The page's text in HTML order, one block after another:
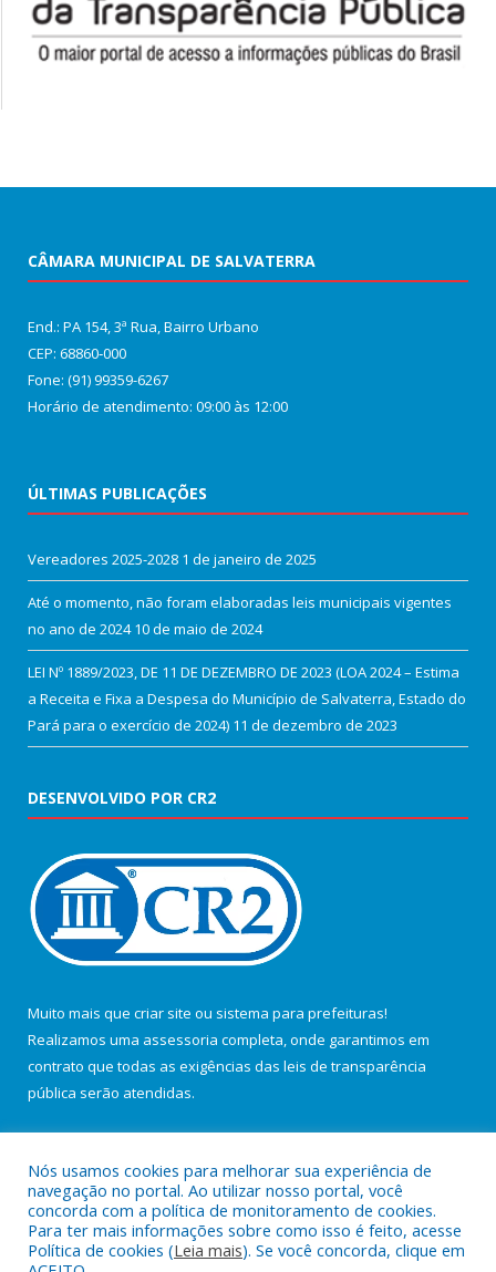
CÂMARA MUNICIPAL DE SALVATERRA
End.: PA 154, 3ª Rua, Bairro Urbano
CEP: 68860‑000
Fone: (91) 99359-6267
Horário de atendimento: 09:00 às 12:00
ÚLTIMAS PUBLICAÇÕES
Vereadores 2025-2028 1 de janeiro de 2025
Até o momento, não foram elaboradas leis municipais vigentes
no ano de 2024 10 de maio de 2024
LEI Nº 1889/2023, DE 11 DE DEZEMBRO DE 2023 (LOA 2024 – Estima
a Receita e Fixa a Despesa do Município de Salvaterra, Estado do
Pará para o exercício de 2024) 11 de dezembro de 2023
DESENVOLVIDO POR CR2
Muito mais que criar site ou sistema para prefeituras!
Realizamos uma assessoria completa, onde garantimos em
contrato que todas as exigências das leis de transparência
pública serão atendidas.
Todos os direitos reservados a Câmara Municipal de Salvaterra.
Nós usamos cookies para melhorar sua experiência de
navegação no portal. Ao utilizar nosso portal, você
concorda com a política de monitoramento de cookies.
Para ter mais informações sobre como isso é feito, acesse
Política de cookies (Leia mais). Se você concorda, clique em